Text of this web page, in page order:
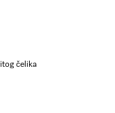
čelika